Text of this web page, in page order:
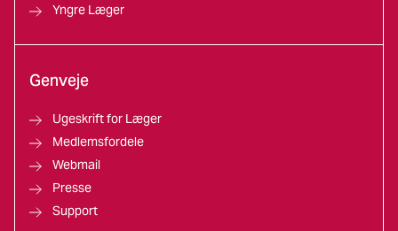
Yngre Læger
Genveje
Ugeskrift for Læger
Medlemsfordele
Webmail
Presse
Support